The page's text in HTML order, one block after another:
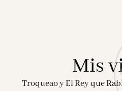
Mis
Troqueao y El Rey que